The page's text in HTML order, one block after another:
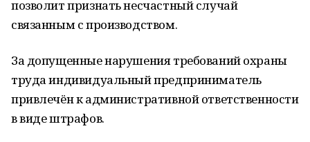
позволит признать несчастный случай
связанным с производством.
За допущенные нарушения требований охраны
труда индивидуальный предприниматель
привлечён к административной ответственности
в виде штрафов.